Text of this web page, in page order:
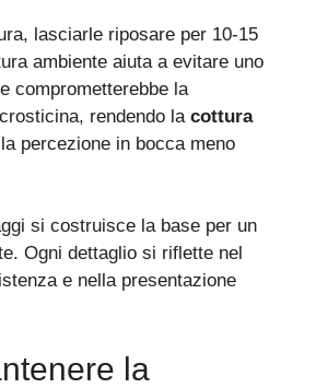
lasciarle riposare per 10-15
ambiente aiuta a evitare uno
comprometterebbe la
rendendo la cottura
percezione in bocca meno
si costruisce la base per un
Ogni dettaglio si riflette nel
e nella presentazione
la